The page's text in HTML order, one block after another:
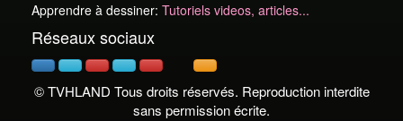
Apprendre à dessiner: Tutoriels videos, articles...
Réseaux sociaux
© TVHLAND Tous droits réservés. Reproduction interdite
sans permission écrite.